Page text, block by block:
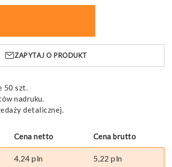
ZAPYTAJ O PRODUKT
50 szt.
nadruku.
detalicznej.
Cena netto Cena brutto
4,24pln 5,22pln